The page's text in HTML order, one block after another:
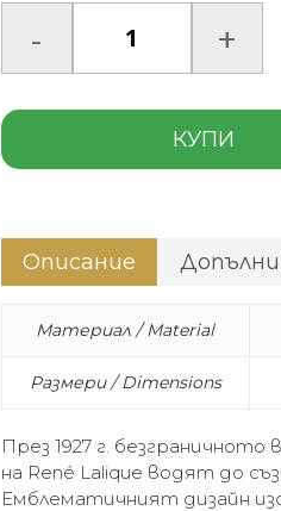
КУПИ
Описание
Материал / Material
Размери / Dimensions
През 1927 г.
на René Lalique водят до
Емблематичният дизайн